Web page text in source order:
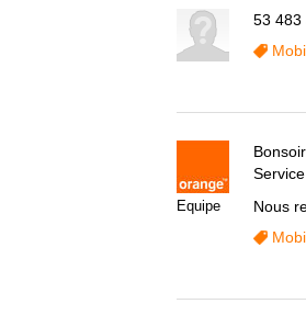
53 483
Equipe
Nous